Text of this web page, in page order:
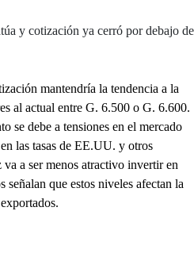
y cotización ya cerró por debajo de
mantendría la tendencia a la
al actual entre G. 6.500 o G. 6.600.
se debe a tensiones en el mercado
las tasas de EE.UU. y otros
va a ser menos atractivo invertir en
señalan que estos niveles afectan la